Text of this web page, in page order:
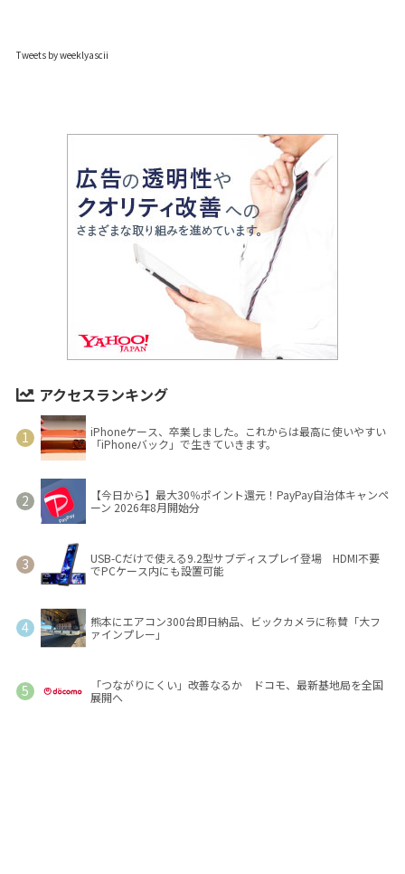
Tweets by weeklyascii
アクセスランキング
iPhoneケース、卒業しました。これからは最高に使いやすい
「iPhoneバック」で生きていきます。
【今日から】最大30％ポイント還元！PayPay自治体キャンペ
ーン 2026年8月開始分
USB-Cだけで使える9.2型サブディスプレイ登場 HDMI不要
でPCケース内にも設置可能
熊本にエアコン300台即日納品、ビックカメラに称賛「大フ
ァインプレー」
「つながりにくい」改善なるか ドコモ、最新基地局を全国
展開へ